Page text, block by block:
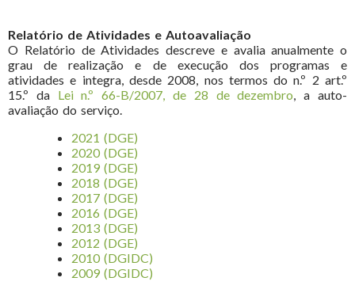
Relatório de Atividades e Autoavaliação
O Relatório de Atividades descreve e avalia anualmente o
grau de realização e de execução dos programas e
atividades e integra, desde 2008, nos termos do n.º 2 art.º
15.º da Lei n.º 66-B/2007, de 28 de dezembro, a auto-
avaliação do serviço.
2021 (DGE)
2020 (DGE)
2019 (DGE)
2018 (DGE)
2017 (DGE)
2016 (DGE)
2013 (DGE)
2012 (DGE)
2010 (DGIDC)
2009 (DGIDC)